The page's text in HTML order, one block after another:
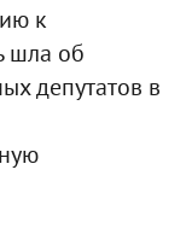
к
шла об
депутатов в